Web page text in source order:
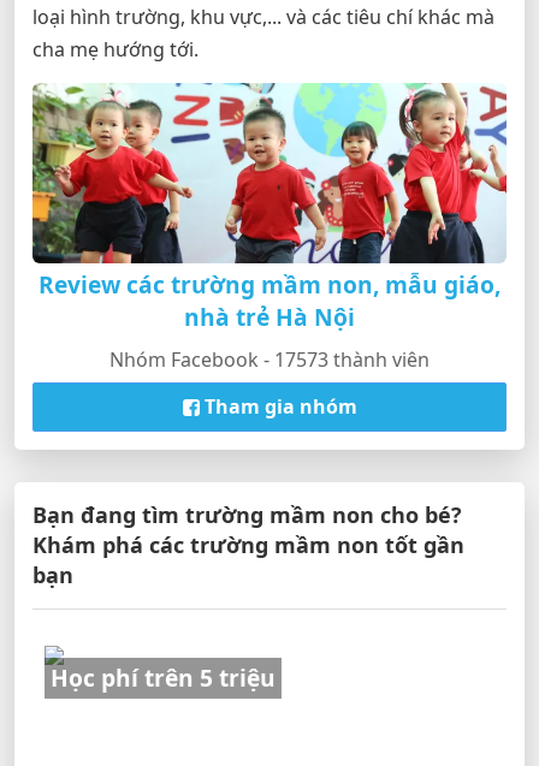
loại hình trường, khu vực,... và các tiêu chí khác mà
cha mẹ hướng tới.
Review các trường mầm non, mẫu giáo,
nhà trẻ Hà Nội
Nhóm Facebook - 17573 thành viên
Tham gia nhóm
Bạn đang tìm trường mầm non cho bé?
Khám phá các trường mầm non tốt gần
bạn
Học phí trên 5 triệu